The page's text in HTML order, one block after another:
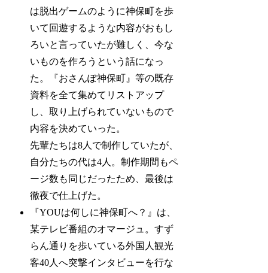
は脱出ゲームのように神保町を歩
いて回遊するような内容がおもし
ろいと言っていたが難しく、今な
いものを作ろうという話になっ
た。『おさんぽ神保町』等の既存
資料を全て集めてリストアップ
し、取り上げられていないもので
内容を決めていった。
先輩たちは8人で制作していたが、
自分たちの代は4人。制作期間もペ
ージ数も同じだったため、最後は
徹夜で仕上げた。
『YOUは何しに神保町へ？』は、
某テレビ番組のオマージュ。すず
らん通りを歩いている外国人観光
客40人へ突撃インタビューを行な